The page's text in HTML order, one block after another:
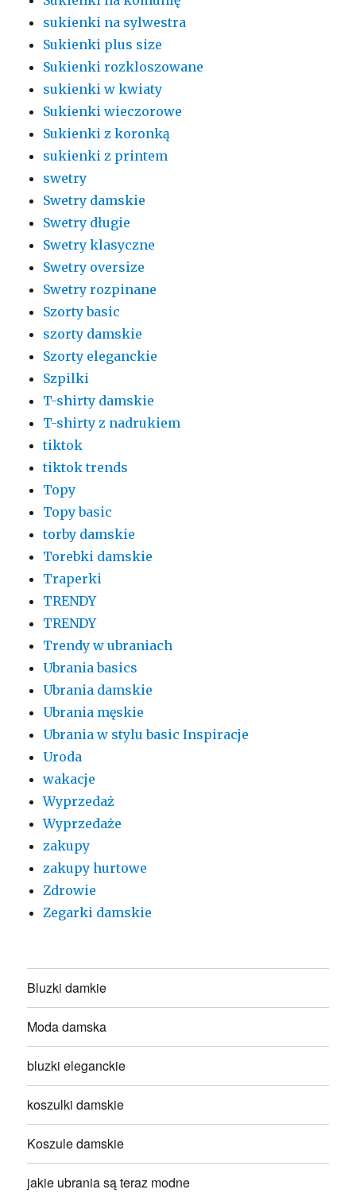
sukienki na sylwestra
Sukienki plus size
Sukienki rozkloszowane
sukienki w kwiaty
Sukienki wieczorowe
Sukienki z koronką
sukienki z printem
swetry
Swetry damskie
Swetry długie
Swetry klasyczne
Swetry oversize
Swetry rozpinane
Szorty basic
szorty damskie
Szorty eleganckie
Szpilki
T-shirty damskie
T-shirty z nadrukiem
tiktok
tiktok trends
Topy
Topy basic
torby damskie
Torebki damskie
Traperki
TRENDY
TRENDY
Trendy w ubraniach
Ubrania basics
Ubrania damskie
Ubrania męskie
Ubrania w stylu basic Inspiracje
Uroda
wakacje
Wyprzedaż
Wyprzedaże
zakupy
zakupy hurtowe
Zdrowie
Zegarki damskie
Bluzki damkie
Moda damska
bluzki eleganckie
koszulki damskie
Koszule damskie
jakie ubrania są teraz modne